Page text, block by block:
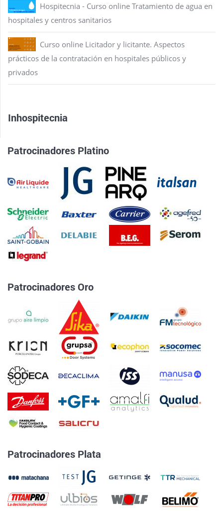
Hospitecnia - Curso online Tratamiento de agua en
hospitales y centros sanitarios
Curso online Licitador y licitante. Aspectos
prácticos de la contratación en hospitales públicos y
privados
Inhospitecnia
Patrocinadores Platino
Patrocinadores Oro
Patrocinadores Plata